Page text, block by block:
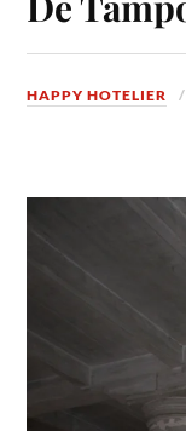
HAPPY HOTELIER